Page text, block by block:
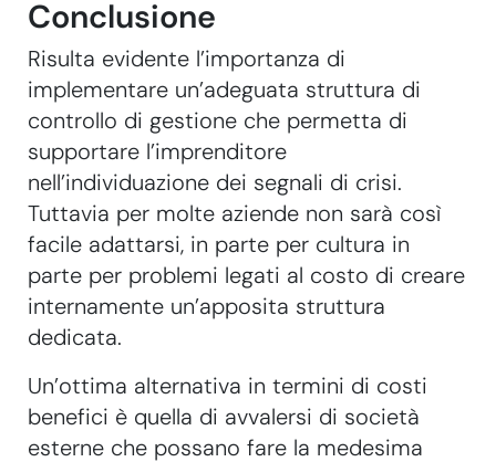
Conclusione
Risulta evidente l’importanza di
implementare un’adeguata struttura di
controllo di gestione che permetta di
supportare l’imprenditore
nell’individuazione dei segnali di crisi.
Tuttavia per molte aziende non sarà così
facile adattarsi, in parte per cultura in
parte per problemi legati al costo di creare
internamente un’apposita struttura
dedicata.
Un’ottima alternativa in termini di costi
benefici è quella di avvalersi di società
esterne che possano fare la medesima